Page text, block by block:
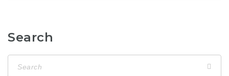
Search